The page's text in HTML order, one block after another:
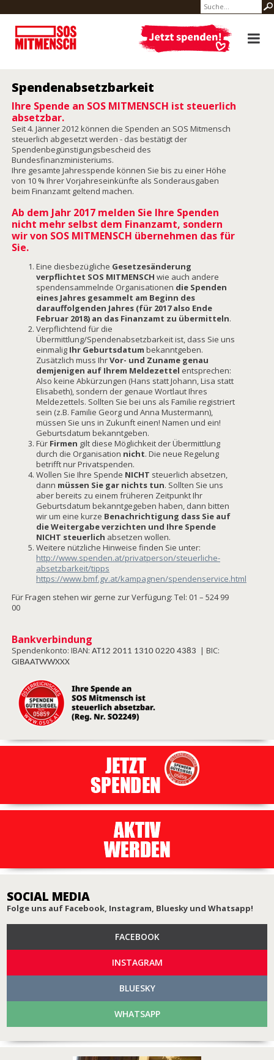
Spendenabsetzbarkeit
Ihre Spende an SOS MITMENSCH ist steuerlich
absetzbar.
Seit 4. Jänner 2012 können die Spenden an SOS Mitmensch
steuerlich abgesetzt werden - das bestätigt der
Spendenbegünstigungsbescheid des
Bundesfinanzministeriums.
Ihre gesamte Jahresspende können Sie bis zu einer Höhe
von 10 % Ihrer Vorjahreseinkünfte als Sonderausgaben
beim Finanzamt geltend machen.
Ab dem Jahr 2017 melden Sie Ihre Spenden
nicht mehr selbst dem Finanzamt, sondern
wir von SOS MITMENSCH übernehmen das für
Sie.
Eine diesbezügliche Gesetzesänderung
verpflichtet SOS MITMENSCH wie auch andere
spendensammelnde Organisationen die Spenden
eines Jahres gesammelt am Beginn des
darauffolgenden Jahres (für 2017 also Ende
Februar 2018) an das Finanzamt zu übermitteln.
Verpflichtend für die
Übermittlung/Spendenabsetzbarkeit ist, dass Sie uns
einmalig Ihr Geburtsdatum bekanntgeben.
Zusätzlich muss IhrVor- und Zuname genau
demjenigen auf Ihrem Meldezettel entsprechen:
Also keine Abkürzungen (Hans statt Johann, Lisa statt
Elisabeth), sondern der genaue Wortlaut Ihres
Meldezettels. Sollten Sie bei uns als Familie registriert
sein (z.B. Familie Georg und Anna Mustermann),
müssen Sie uns in Zukunft einen! Namen und ein!
Geburtsdatum bekanntgeben.
Für Firmen gilt diese Möglichkeit der Übermittlung
durch die Organisation nicht. Die neue Regelung
betrifft nur Privatspenden.
Wollen Sie Ihre Spende NICHT steuerlich absetzen,
dann müssen Sie gar nichts tun. Sollten Sie uns
aber bereits zu einem früheren Zeitpunkt Ihr
Geburtsdatum bekanntgegeben haben, dann bitten
wir um eine kurze Benachrichtigung dass Sie auf
die Weitergabe verzichten und Ihre Spende
NICHT steuerlich absetzen wollen.
Weitere nützliche Hinweise finden Sie unter:
http://www.spenden.at/privatperson/steuerliche-
absetzbarkeit/tipps
https://www.bmf.gv.at/kampagnen/spendenservice.html
Für Fragen stehen wir gerne zur Verfügung: Tel: 01 – 524 99
00
Bankverbindung
Spendenkonto: IBAN: AT12 2011 1310 0220 4383 | BIC:
GIBAATWWXXX
SOCIAL MEDIA
Folge uns auf Facebook, Instagram, Bluesky und Whatsapp!
FACEBOOK
INSTAGRAM
BLUESKY
WHATSAPP